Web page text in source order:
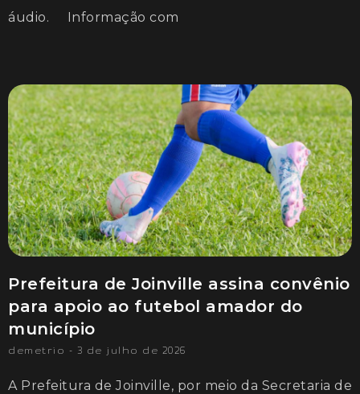
áudio. Informação com
Prefeitura de Joinville assina convênio
para apoio ao futebol amador do
município
demetrio 3 de julho de 2026
A Prefeitura de Joinville, por meio da Secretaria de